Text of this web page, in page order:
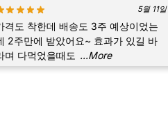
5월 11일
격도 착한데 배송도 3주 예상이었는
2주만에 받았어요~ 효과가 있길 바
며 다먹었을때도 ...More